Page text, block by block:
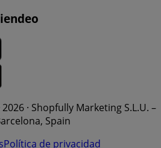
· Shopfully Marketing S.L.U. –
Spain
Política de privacidad